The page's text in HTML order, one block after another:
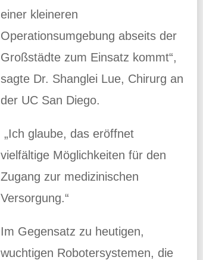
einer kleineren
Operationsumgebung abseits der
Großstädte zum Einsatz kommt“,
sagte Dr. Shanglei Lue, Chirurg an
der UC San Diego.
„Ich glaube, das eröffnet
vielfältige Möglichkeiten für den
Zugang zur medizinischen
Versorgung.“
Im Gegensatz zu heutigen,
wuchtigen Robotersystemen, die